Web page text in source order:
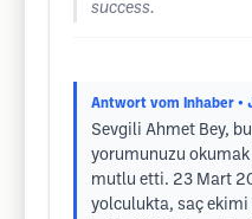
success.
Antwort vom Inhaber •
Sevgili Ahmet Bey,
yorumunuzu
mutlu etti. 23 Mart
yolculukta, saç ekimi